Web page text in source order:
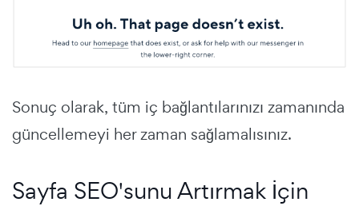
Sonuç olarak, tüm iç bağlantılarınızı zamanında
güncellemeyi her zaman sağlamalısınız.
Sayfa SEO'sunu Artırmak İçin